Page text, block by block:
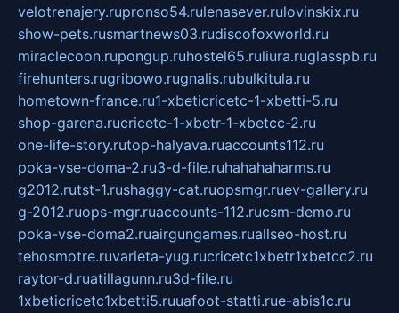
velotrenajery.rupronso54.rulenasever.rulovinskix.ru
show-pets.rusmartnews03.rudiscofoxworld.ru
miraclecoon.rupongup.ruhostel65.ruliura.ruglasspb.ru
firehunters.rugribowo.rugnalis.rubulkitula.ru
hometown-france.ru1-xbeticricetc-1-xbetti-5.ru
shop-garena.rucricetc-1-xbetr-1-xbetcc-2.ru
one-life-story.rutop-halyava.ruaccounts112.ru
poka-vse-doma-2.ru3-d-file.ruhahahaharms.ru
g2012.rutst-1.rushaggy-cat.ruopsmgr.ruev-gallery.ru
g-2012.ruops-mgr.ruaccounts-112.rucsm-demo.ru
poka-vse-doma2.ruairgungames.ruallseo-host.ru
tehosmotre.ruvarieta-yug.rucricetc1xbetr1xbetcc2.ru
raytor-d.ruatillagunn.ru3d-file.ru
1xbeticricetc1xbetti5.ruuafoot-statti.rue-abis1c.ru